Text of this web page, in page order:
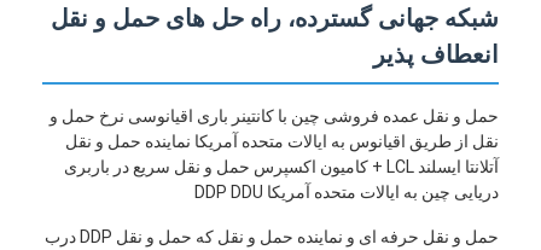
شبکه جهانی گسترده، راه حل های حمل و نقل
انعطاف پذیر
حمل و نقل عمده فروشی چین با کانتینر باری اقیانوسی نرخ حمل و
نقل از طریق اقیانوس به ایالات متحده آمریکا نماینده حمل و نقل
آتلانتا ایسلند LCL + کامیون اکسپرس حمل و نقل سریع در باربری
دریایی چین به ایالات متحده آمریکا DDP DDU
حمل و نقل حرفه ای و نماینده حمل و نقل که حمل و نقل DDP درب